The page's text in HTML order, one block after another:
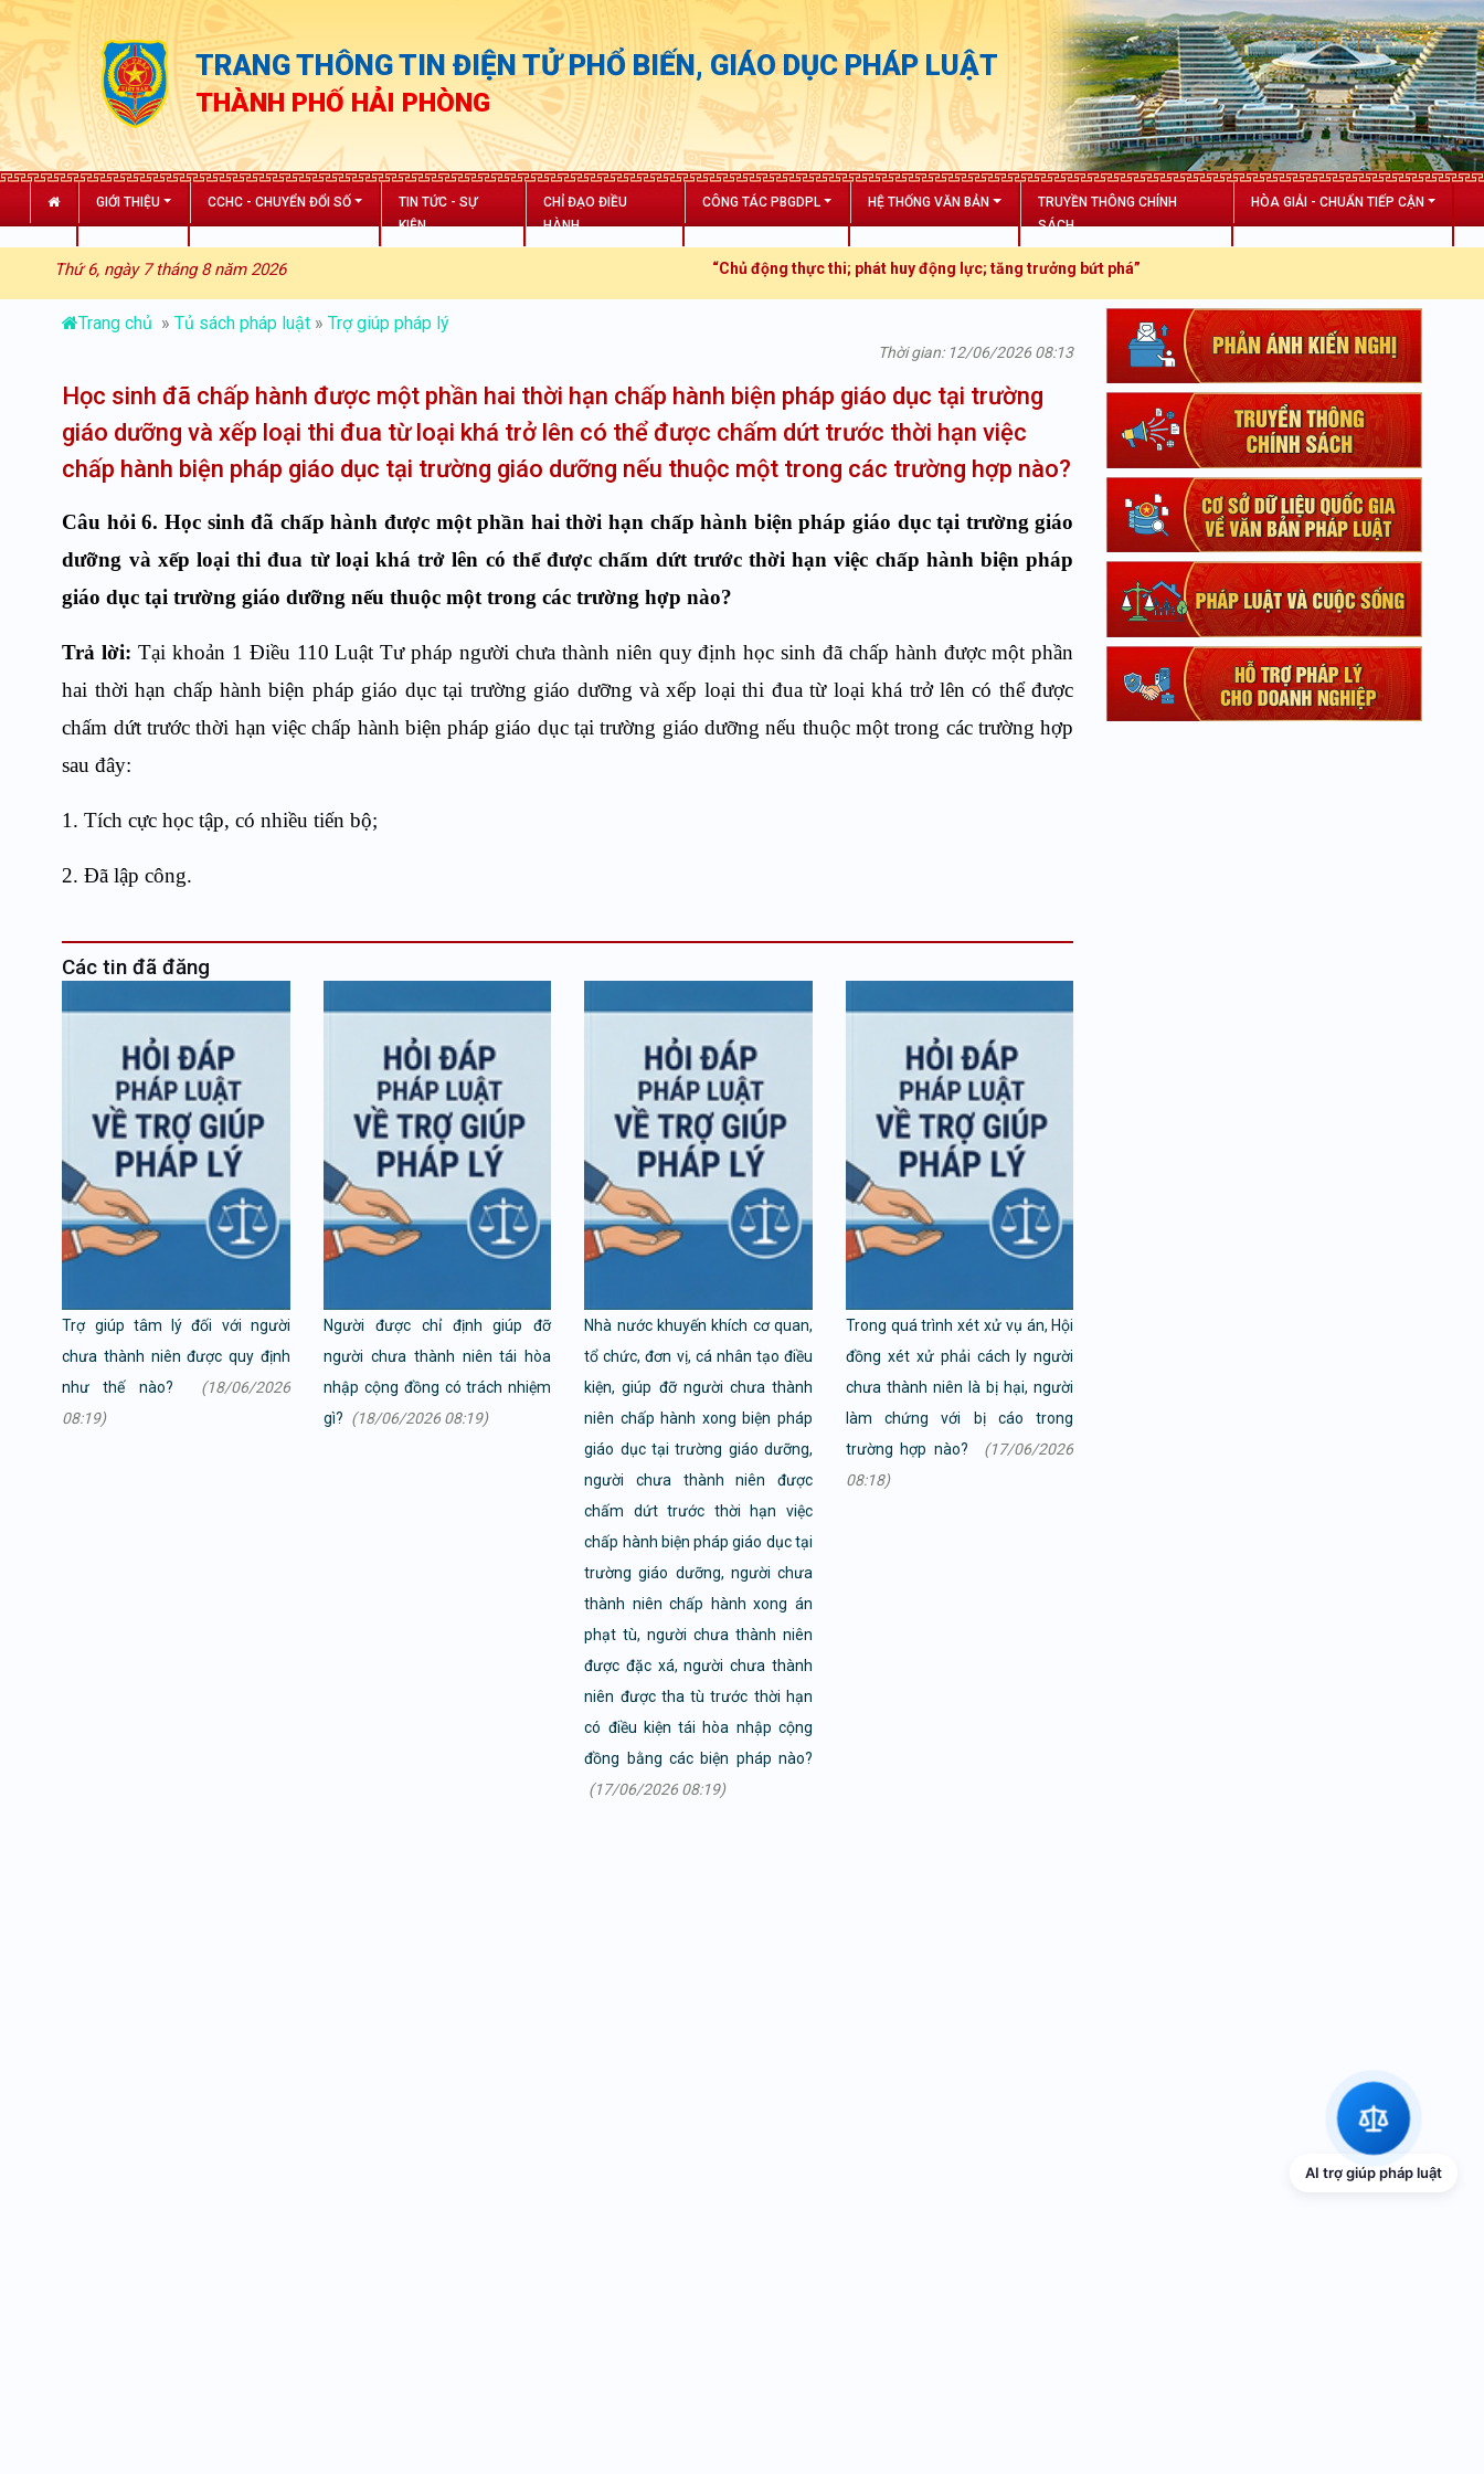
TRANG THÔNG TIN ĐIỆN TỬ PHỔ BIẾN, GIÁO DỤC PHÁP LUẬT
THÀNH PHỐ HẢI PHÒNG
GIỚI THIỆU CCHC - CHUYỂN ĐỔI SỐ
TIN TỨC - SỰ
KIỆN
CHỈ ĐẠO ĐIỀU
HÀNH
CÔNG TÁC PBGDPL HỆ THỐNG VĂN BẢN
TRUYỀN THÔNG CHÍNH
SÁCH
HÒA GIẢI - CHUẨN TIẾP CẬN
Thứ 6, ngày 7 tháng 8 năm 2026 “Chủ động thực thi; phát huy động lực; tăng trưởng bứt phá”
Trang chủ »Tủ sách pháp luật »Trợ giúp pháp lý
Thời gian: 12/06/2026 08:13
Học sinh đã chấp hành được một phần hai thời hạn chấp hành biện pháp giáo dục tại trường
giáo dưỡng và xếp loại thi đua từ loại khá trở lên có thể được chấm dứt trước thời hạn việc
chấp hành biện pháp giáo dục tại trường giáo dưỡng nếu thuộc một trong các trường hợp nào?
Câu hỏi 6. Học sinh đã chấp hành được một phần hai thời hạn chấp hành biện pháp giáo dục tại trường giáo
dưỡng và xếp loại thi đua từ loại khá trở lên có thể được chấm dứt trước thời hạn việc chấp hành biện pháp
giáo dục tại trường giáo dưỡng nếu thuộc một trong các trường hợp nào?
Trả lời:Tại khoản 1 Điều 110 Luật Tư pháp người chưa thành niên quy định học sinh đã chấp hành được một phần
hai thời hạn chấp hành biện pháp giáo dục tại trường giáo dưỡng và xếp loại thi đua từ loại khá trở lên có thể được
chấm dứt trước thời hạn việc chấp hành biện pháp giáo dục tại trường giáo dưỡng nếu thuộc một trong các trường hợp
sau đây:
1. Tích cực học tập, có nhiều tiến bộ;
2. Đã lập công.
Các tin đã đăng
Trợ giúp tâm lý đối với người
chưa thành niên được quy định
như thế nào?
(18/06/2026
08:19)
Người được chỉ định giúp đỡ
người chưa thành niên tái hòa
nhập cộng đồng có trách nhiệm
gì? (18/06/2026 08:19)
Nhà nước khuyến khích cơ quan,
tổ chức, đơn vị, cá nhân tạo điều
kiện, giúp đỡ người chưa thành
niên chấp hành xong biện pháp
giáo dục tại trường giáo dưỡng,
người chưa thành niên được
chấm dứt trước thời hạn việc
chấp hành biện pháp giáo dục tại
trường giáo dưỡng, người chưa
thành niên chấp hành xong án
phạt tù, người chưa thành niên
được đặc xá, người chưa thành
niên được tha tù trước thời hạn
có điều kiện tái hòa nhập cộng
đồng bằng các biện pháp nào?
(17/06/2026 08:19)
Trong quá trình xét xử vụ án, Hội
đồng xét xử phải cách ly người
chưa thành niên là bị hại, người
làm chứng với bị cáo trong
trường hợp nào?
(17/06/2026
08:18)
AI trợ giúp pháp luật